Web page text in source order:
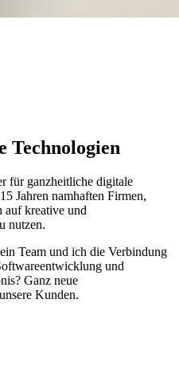
Technologien
für ganzheitliche digitale
Jahren namhaften Firmen,
auf kreative und
nutzen.
Team und ich die Verbindung
und
Ganz neue
Kunden.